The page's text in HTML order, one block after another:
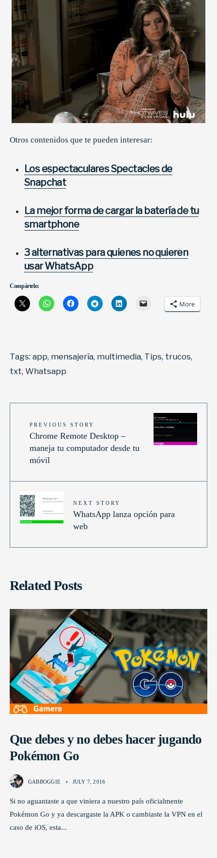
Otros contenidos que te pueden interesar:
Los espectaculares Spectacles de
Snapchat
La mejor forma de cargar la batería de tu
smartphone
3 alternativas para quienes no quieren
usar WhatsApp
Compártelo:
More
Tags: app, mensajería, multimedia, Tips, trucos,
txt, Whatsapp
PREVIOUS STORY
Chrome Remote Desktop –
maneja tu computador desde tu
móvil
NEXT STORY
WhatsApp lanza opción para
web
Related Posts
Que debes y no debes hacer jugando
Pokémon Go
GABBOGGIE • JULY 7, 2016
Si no aguantaste a que viniera a nuestro país oficialmente
Pokémon Go y ya descargaste la APK o cambiaste la VPN en el
caso de iOS, esta...